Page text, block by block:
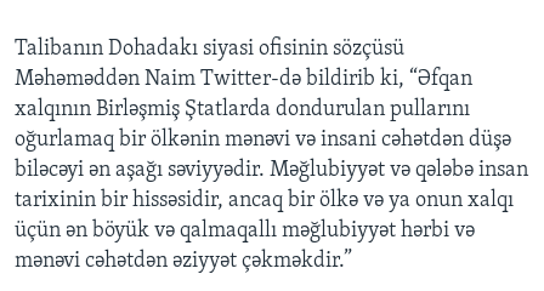
Talibanın Dohadakı siyasi ofisinin sözçüsü
Məhəməddən Naim Twitter-də bildirib ki, “Əfqan
xalqının Birləşmiş Ştatlarda dondurulan pullarını
oğurlamaq bir ölkənin mənəvi və insani cəhətdən düşə
biləcəyi ən aşağı səviyyədir. Məğlubiyyət və qələbə insan
tarixinin bir hissəsidir, ancaq bir ölkə və ya onun xalqı
üçün ən böyük və qalmaqallı məğlubiyyət hərbi və
mənəvi cəhətdən əziyyət çəkməkdir.”